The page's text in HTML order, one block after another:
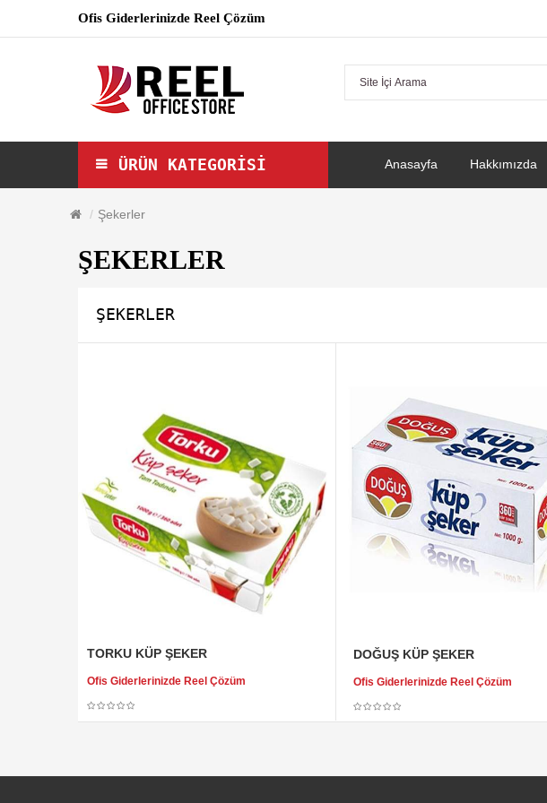
Ofis Giderlerinizde Reel Çözüm
ÜRÜN KATEGORISI Anasayfa Hakkımızda
Şekerler
ŞEKERLER
ŞEKERLER
TORKU KÜP ŞEKER
Ofis Giderlerinizde Reel Çözüm
DOĞUŞ KÜP ŞEKER
Ofis Giderlerinizde Reel Çözüm